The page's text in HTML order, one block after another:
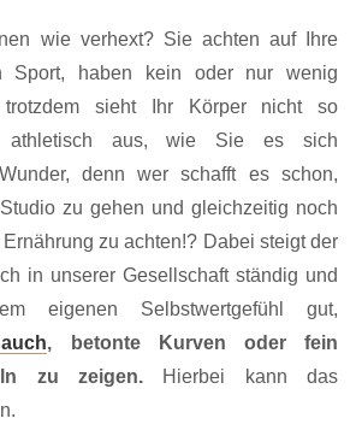
wie verhext? Sie achten auf Ihre
Sport, haben kein oder nur wenig
trotzdem sieht Ihr Körper nicht so
athletisch aus, wie Sie es sich
denn wer schafft es schon,
zu gehen und gleichzeitig noch
zu achten!? Dabei steigt der
in unserer Gesellschaft ständig und
eigenen Selbstwertgefühl gut,
, betonte Kurven oder fein
zu zeigen. Hierbei kann das